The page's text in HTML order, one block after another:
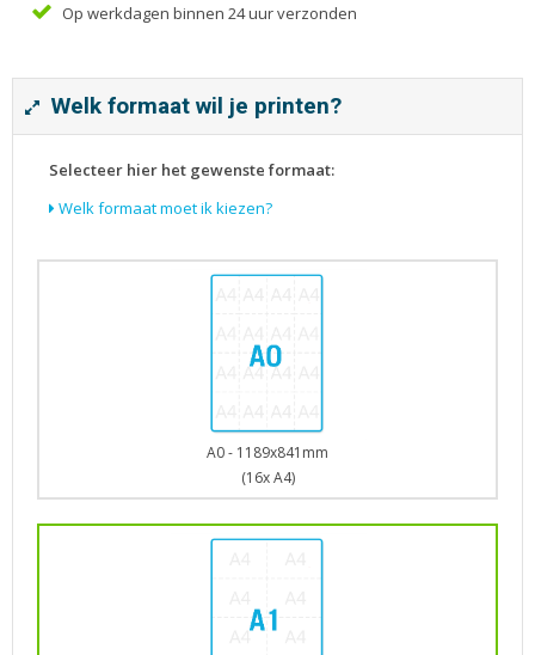
Trouwkaarten
Verhuiskaarten
Visitekaartjes
Op werkdagen binnen 24 uur verzonden
Welk formaat wil je printen?
Selecteer hier het gewenste formaat:
Welk formaat moet ik kiezen?
A0 - 1189x841mm
(16x A4)